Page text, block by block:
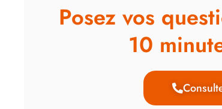
Posez vos
10